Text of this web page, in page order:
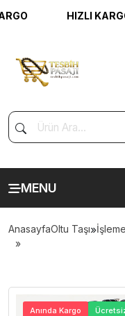
HIZLI KARGO |
MENU
AnasayfaOltu Taşı»
Anında Kargo